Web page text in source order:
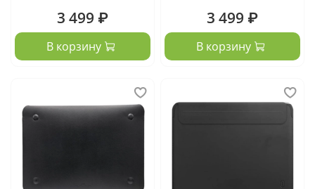
3 499 ₽
В корзину
3 499 ₽
В корзину